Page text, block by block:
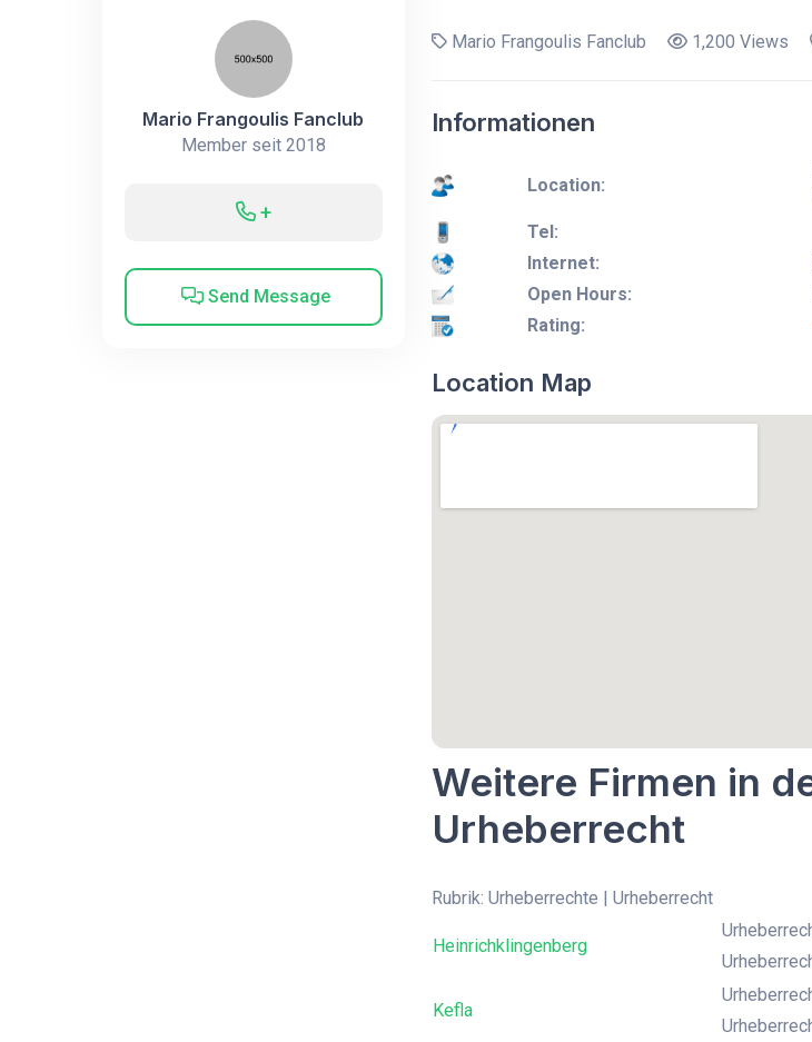
Mario Frangoulis Fanclub
Member seit 2018
+
Send Message
Mario Frangoulis Fanclub 1,200 Views
Informationen
Location:
Tel:
Internet:
Open Hours:
Rating:
Location Map
Weitere Firmen in
Urheberrecht
Rubrik: Urheberrechte | Urheberrecht
Heinrichklingenberg
Kefla